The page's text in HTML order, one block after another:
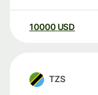
10000 USD
TZS